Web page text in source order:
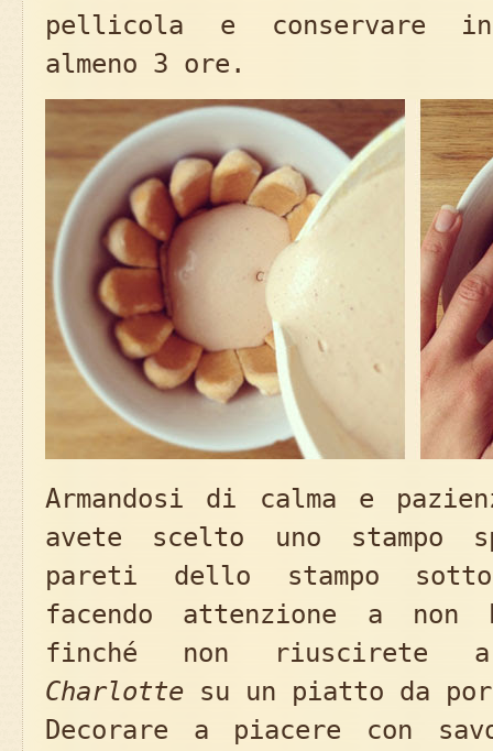
pellicola e conservare
almeno 3 ore.
Armandosi di calma e
avete scelto uno stampo
pareti dello stampo
facendo attenzione a
finché non riuscirete a
Charlotte su un piatto da
Decorare a piacere con